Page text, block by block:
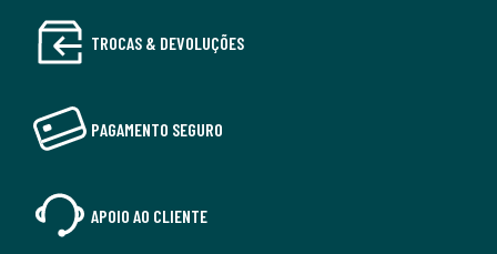
TROCAS & DEVOLUÇÕES
PAGAMENTO SEGURO
APOIO AO CLIENTE